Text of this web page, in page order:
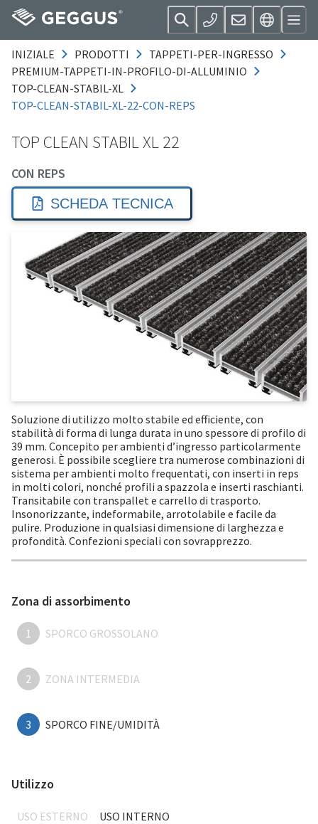
INIZIALE PRODOTTI
TAPPETI-PER-INGRESSO
PREMIUM-TAPPETI-IN-PROFILO-DI-ALLUMINIO
TOP-CLEAN-STABIL-XL
TOP-CLEAN-STABIL-XL-22-CON-REPS
TOP CLEAN STABIL XL 22
CON REPS
SCHEDA TECNICA
Soluzione di utilizzo molto stabile ed efficiente, con
stabilità di forma di lunga durata in uno spessore di profilo di
39 mm. Concepito per ambienti d’ingresso particolarmente
generosi. È possibile scegliere tra numerose combinazioni di
sistema per ambienti molto frequentati, con inserti in reps
in molti colori, nonché profili a spazzola e inserti raschianti.
Transitabile con transpallet e carrello di trasporto.
Insonorizzante, indeformabile, arrotolabile e facile da
pulire. Produzione in qualsiasi dimensione di larghezza e
profondità. Confezioni speciali con sovrapprezzo.
Zona di assorbimento
1 SPORCO GROSSOLANO
2 ZONA INTERMEDIA
3 SPORCO FINE/UMIDITÀ
Utilizzo
USO ESTERNO USO INTERNO